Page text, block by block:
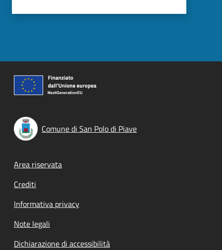
Comune di San Polo di Piave
Footer menu
Area riservata
Crediti
Informativa privacy
Note legali
Dichiarazione di accessibilità